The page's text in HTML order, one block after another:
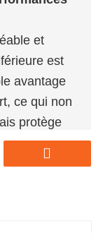
et
est
avantage
ce qui non
protège
ni